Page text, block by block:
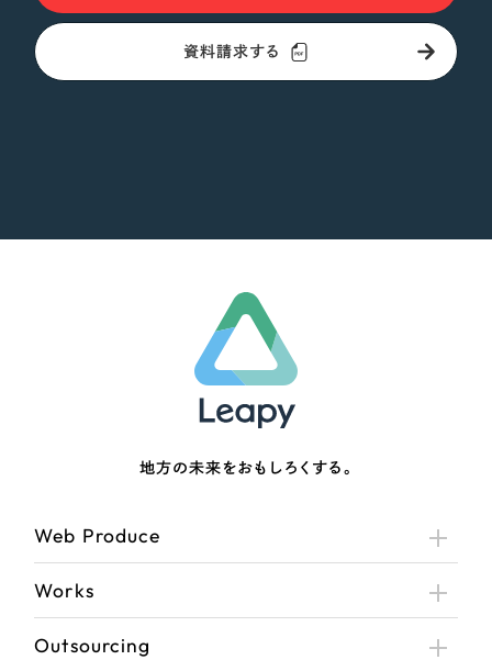
資料請求する
地方の未来をおもしろくする。
Web Produce
Works
Outsourcing